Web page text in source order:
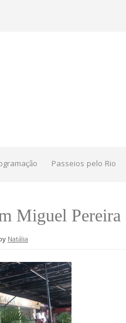
Passeios pelo Rio
Miguel Pereira
Natália